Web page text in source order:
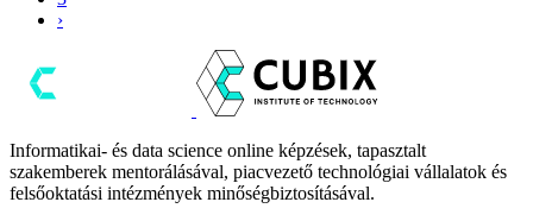
›
Informatikai- és data science online képzések, tapasztalt
szakemberek mentorálásával, piacvezető technológiai vállalatok és
felsőoktatási intézmények minőségbiztosításával.